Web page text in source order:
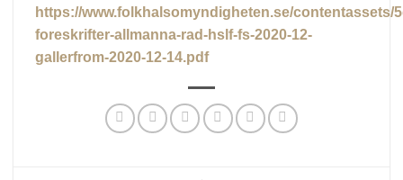
https://www.folkhalsomyndigheten.se/contentassets/
foreskrifter-allmanna-rad-hslf-fs-2020-12-
gallerfrom-2020-12-14.pdf